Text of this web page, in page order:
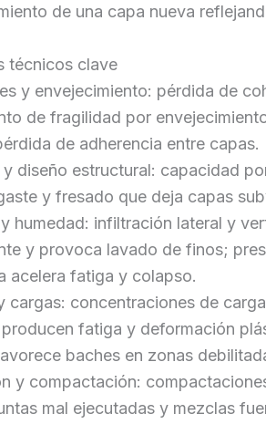
de una capa nueva
técnicos clave
y envejecimiento: pérdida de
de fragilidad por
de adherencia entre capas.
y diseño estructural: capacidad
y fresado que deja capas
humedad: infiltración lateral y
y provoca lavado de finos;
acelera fatiga y colapso.
cargas: concentraciones de
fatiga y deformación
baches en zonas
y compactación:
mal ejecutadas y mezclas